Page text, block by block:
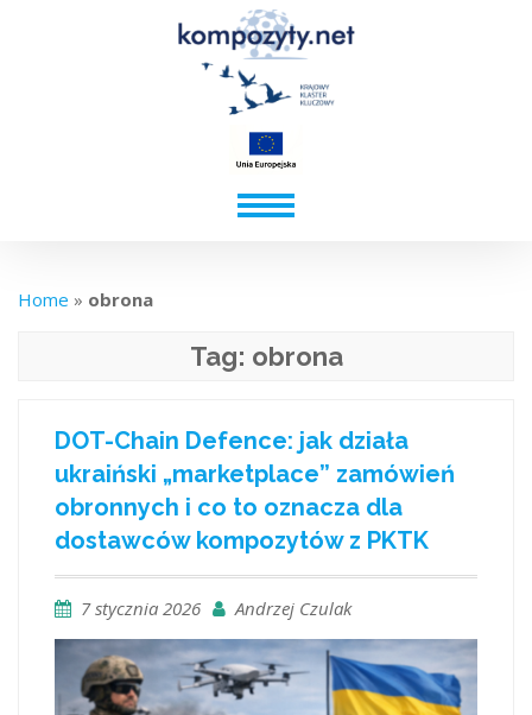
Home » obrona
Tag: obrona
DOT-Chain Defence: jak działa
ukraiński „marketplace” zamówień
obronnych i co to oznacza dla
dostawców kompozytów z PKTK
7 stycznia 2026 Andrzej Czulak